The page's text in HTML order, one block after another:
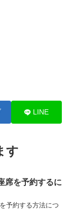
LINE
す
席を予約するに
予約する方法につ